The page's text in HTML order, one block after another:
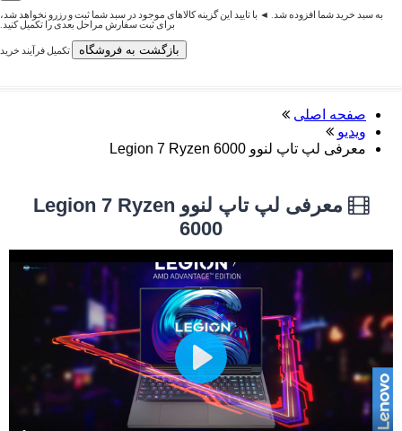
به سبد خرید شما افزوده شد. ◄ با تایید این گزینه کالاهای موجود در سبد شما ثبت و رزرو نخواهد شد،
برای ثبت سفارش مراحل بعدی را تکمیل کنید.
بازگشت به فروشگاه تکمیل فرآیند خرید
صفحه اصلی
ویدیو
معرفی لپ تاپ لنوو Legion 7 Ryzen 6000
معرفی لپ تاپ لنوو Legion 7 Ryzen
6000
Play